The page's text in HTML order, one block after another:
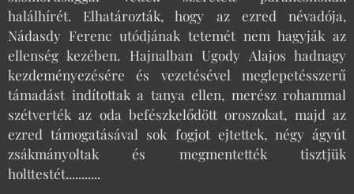
halálhírét. Elhatározták, hogy az ezred névadója,
Nádasdy Ferenc utódjának tetemét nem hagyják az
ellenség kezében. Hajnalban Ugody Alajos hadnagy
kezdeményezésére és vezetésével meglepetésszerű
támadást indítottak a tanya ellen, merész rohammal
szétverték az oda befészkelődött oroszokat, majd az
ezred támogatásával sok fogjot ejtettek, négy ágyút
zsákmányoltak és megmentették tisztjük
holttestét...........